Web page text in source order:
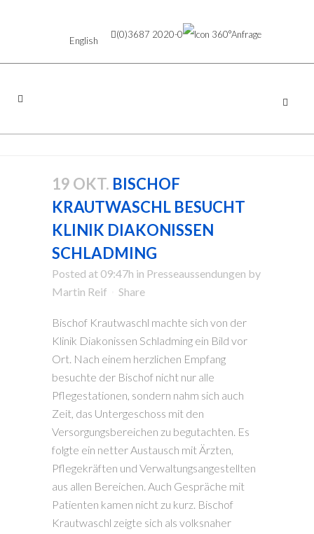
English
(0)3687 2020-0 Anfrage
19 OKT. BISCHOF
KRAUTWASCHL BESUCHT
KLINIK DIAKONISSEN
SCHLADMING
Posted at 09:47h in Presseaussendungen by
Martin Reif
Share
Bischof Krautwaschl machte sich von der
Klinik Diakonissen Schladming ein Bild vor
Ort. Nach einem herzlichen Empfang
besuchte der Bischof nicht nur alle
Pflegestationen, sondern nahm sich auch
Zeit, das Untergeschoss mit den
Versorgungsbereichen zu begutachten. Es
folgte ein netter Austausch mit Ärzten,
Pflegekräften und Verwaltungsangestellten
aus allen Bereichen. Auch Gespräche mit
Patienten kamen nicht zu kurz. Bischof
Krautwaschl zeigte sich als volksnaher